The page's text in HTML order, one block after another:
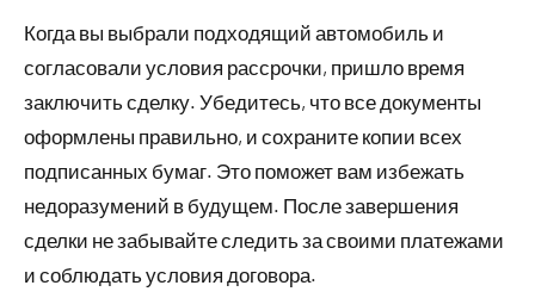
Когда вы выбрали подходящий автомобиль и
согласовали условия рассрочки, пришло время
заключить сделку. Убедитесь, что все документы
оформлены правильно, и сохраните копии всех
подписанных бумаг. Это поможет вам избежать
недоразумений в будущем. После завершения
сделки не забывайте следить за своими платежами
и соблюдать условия договора.